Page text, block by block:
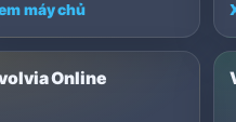
máy chủ
Online